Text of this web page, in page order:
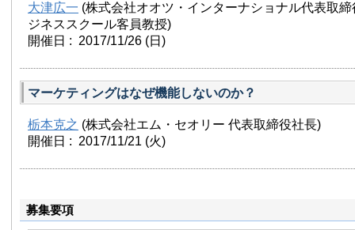
大津広一 (株式会社オオツ・インターナショナル代表取
ジネススクール客員教授)
開催日 : 2017/11/26 (日)
マーケティングはなぜ機能しないのか？
栃本克之 (株式会社エム・セオリー 代表取締役社長)
開催日 : 2017/11/21 (火)
募集要項